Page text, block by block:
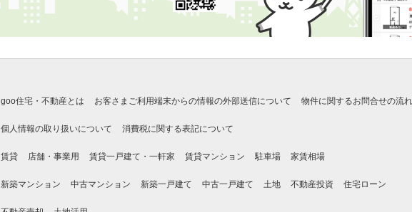
goo住宅・不動産とは お客さまご利用端末からの情報の外部送信について 物件に関するお問合せの流れ
個人情報の取り扱いについて 消費税に関する表記について
賃貸 店舗・事業用 賃貸一戸建て・一軒家 賃貸マンション 駐車場 家賃相場
新築マンション 中古マンション 新築一戸建て 中古一戸建て 土地 不動産投資 住宅ローン